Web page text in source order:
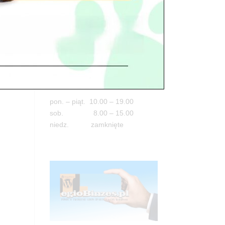
05-100 Nowy Dwór Mazowiecki
tel. 503 900 215
pon. – piąt. 10.00 – 19.00
sob. 8.00 – 15.00
niedz. zamknięte